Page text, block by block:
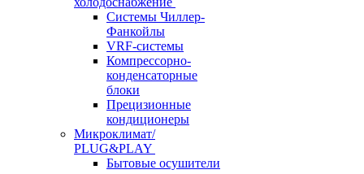
Системы Чиллер-
Фанкойлы
VRF-системы
Компрессорно-
конденсаторные
блоки
Прецизионные
кондиционеры
Микроклимат/
PLUG&PLAY
Бытовые осушители